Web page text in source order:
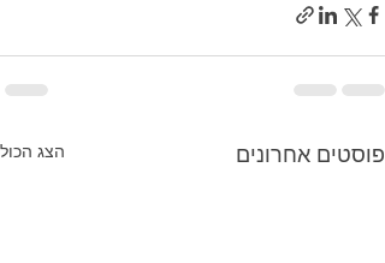
פוסטים אחרונים הצג הכול